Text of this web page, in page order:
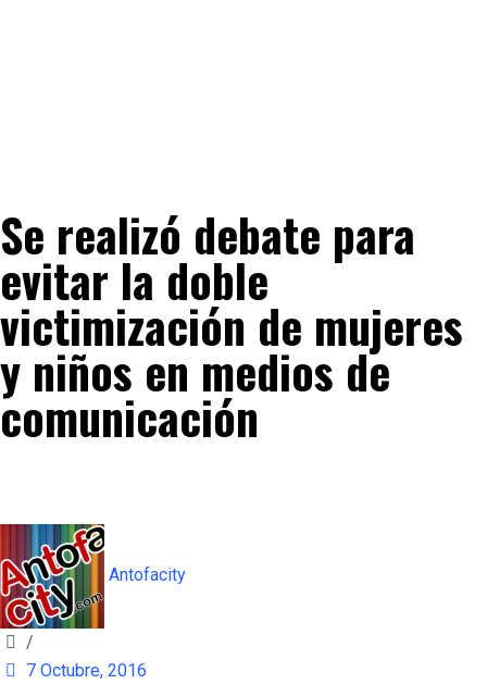
Se realizó debate para
evitar la doble
victimización de mujeres
y niños en medios de
comunicación
Antofacity
/
7 Octubre, 2016